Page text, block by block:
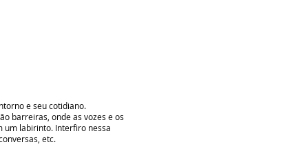
e seu cotidiano.
barreiras, onde as vozes e os
um labirinto. Interfiro nessa
etc.